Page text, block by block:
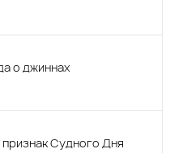
о джиннах
Судного Дня